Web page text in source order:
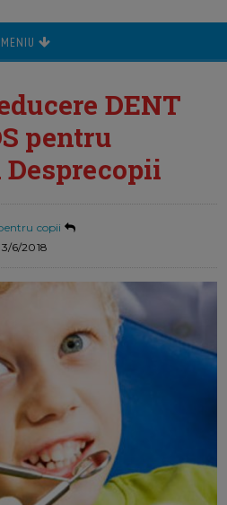
MENIU
DENT
pentru
copii
3/6/2018